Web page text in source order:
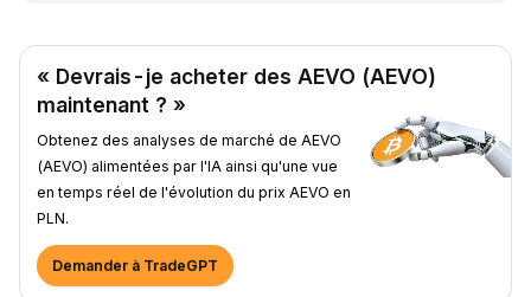
« Devrais-je acheter des AEVO (AEVO)
maintenant ? »
Obtenez des analyses de marché de AEVO
(AEVO) alimentées par l'IA ainsi qu'une vue
en temps réel de l'évolution du prix AEVO en
PLN.
Demander à TradeGPT